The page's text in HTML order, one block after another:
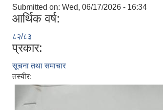
Submitted on: Wed, 06/17/2026 - 16:34
आर्थिक वर्ष:
८२/८३
प्रकार:
सूचना तथा समाचार
तस्बीर: